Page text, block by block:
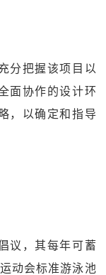
分把握该项目以
面协作的设计环
，以确定和指导
议，其每年可蓄
动会标准游泳池